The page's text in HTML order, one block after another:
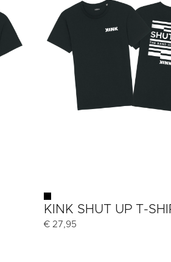
KINK SHUT UP T-
€ 27,95